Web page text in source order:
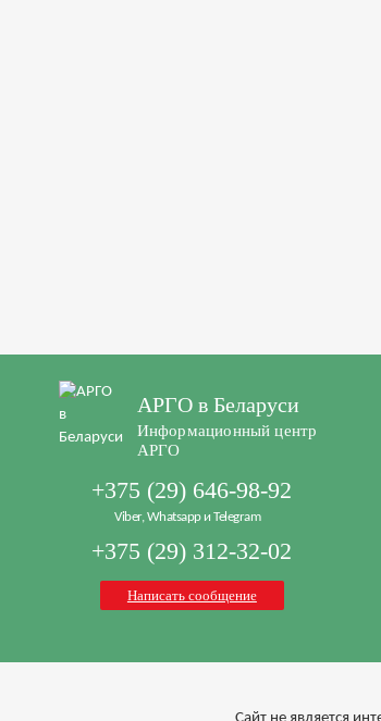
АРГО в Беларуси
Информационный центр
АРГО
+375 (29) 646-98-92
Viber, Whatsapp и Telegram
+375 (29) 312-32-02
Написать сообщение